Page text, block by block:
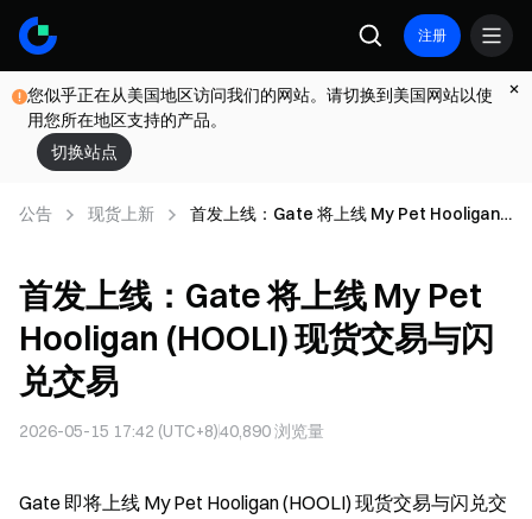
注册
您似乎正在从美国地区访问我们的网站。请切换到美国网站以使
用您所在地区支持的产品。
切换站点
公告 现货上新
首发上线：Gate 将上线 My Pet Hooligan
首发上线：Gate 将上线 My Pet
Hooligan (HOOLI) 现货交易与闪
兑交易
2026-05-15 17:42 (UTC+8)40,890浏览量
Gate 即将上线 My Pet Hooligan (HOOLI) 现货交易与闪兑交